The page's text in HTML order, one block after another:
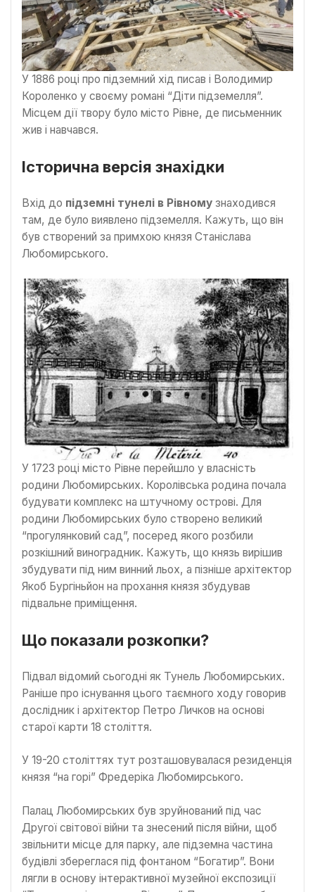
У 1886 році про підземний хід писав і Володимир
Короленко у своєму романі “Діти підземелля”.
Місцем дії твору було місто Рівне, де письменник
жив і навчався.
Історична версія знахідки
Вхід до підземні тунелі в Рівному знаходився
там, де було виявлено підземелля. Кажуть, що він
був створений за примхою князя Станіслава
Любомирського.
У 1723 році місто Рівне перейшло у власність
родини Любомирських. Королівська родина почала
будувати комплекс на штучному острові. Для
родини Любомирських було створено великий
“прогулянковий сад”, посеред якого розбили
розкішний виноградник. Кажуть, що князь вирішив
збудувати під ним винний льох, а пізніше архітектор
Якоб Бургіньйон на прохання князя збудував
підвальне приміщення.
Що показали розкопки?
Підвал відомий сьогодні як Тунель Любомирських.
Раніше про існування цього таємного ходу говорив
дослідник і архітектор Петро Личков на основі
старої карти 18 століття.
У 19-20 століттях тут розташовувалася резиденція
князя “на горі” Фредеріка Любомирського.
Палац Любомирських був зруйнований під час
Другої світової війни та знесений після війни, щоб
звільнити місце для парку, але підземна частина
будівлі збереглася під фонтаном “Богатир”. Вони
лягли в основу інтерактивної музейної експозиції